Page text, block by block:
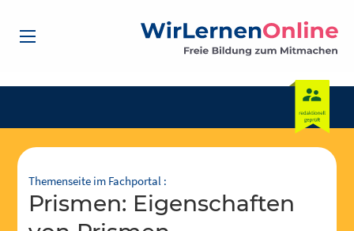
Themenseite im Fachportal :
Prismen: Eigenschaften